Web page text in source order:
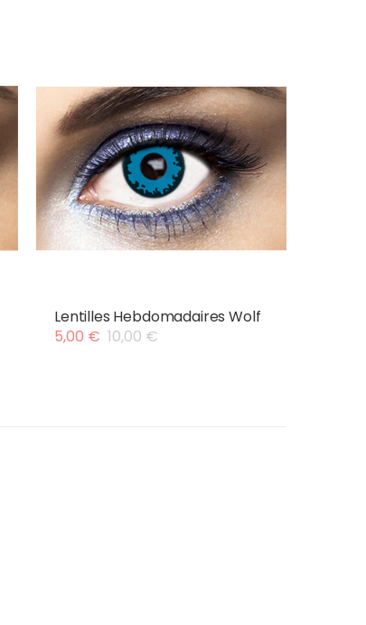
Lentilles Hebdomadaires Wolf
10,00 €
Le
5,00 €
Le